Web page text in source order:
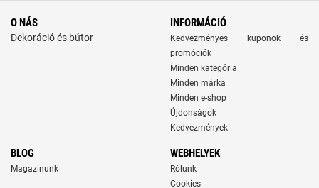
O NÁS
Dekoráció és bútor
INFORMÁCIÓ
Kedvezményes kuponok és
promóciók
Minden kategória
Minden márka
Minden e-shop
Újdonságok
Kedvezmények
BLOG
Magazinunk
WEBHELYEK
Rólunk
Cookies